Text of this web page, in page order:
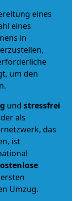
eines
eines
in
um den
und stressfrei
als
das
ist
Umzug.